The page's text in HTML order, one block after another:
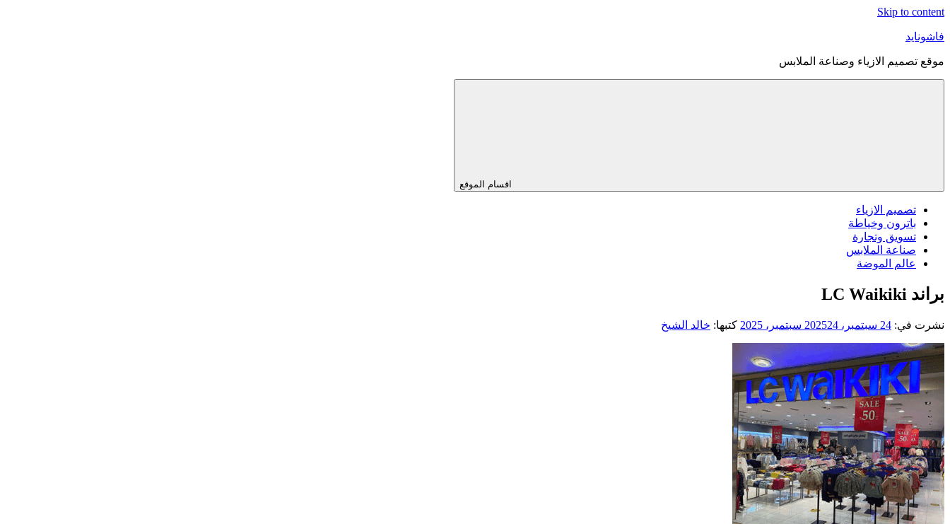
Skip to content
فاشونايد
موقع تصميم الازياء وصناعة الملابس
اقسام الموقع
تصميم الازياء
باترون وخياطة
تسويق وتجارة
صناعة الملابس
عالم الموضة
براند LC Waikiki
نشرت في: 24 سبتمبر، 2025 24 سبتمبر، 2025 كتبها: خالد الشيخ